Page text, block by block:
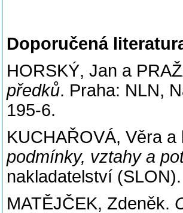
Doporučená
HORSKÝ, Jan a
předků. Praha: NLN,
195-6.
KUCHAŘOVÁ, Věra a
podmínky, vztahy a
nakladatelství
MATĚJČEK, Zdeněk.